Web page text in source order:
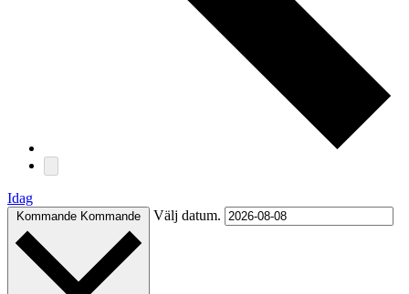
Idag
Kommande Kommande Välj datum.